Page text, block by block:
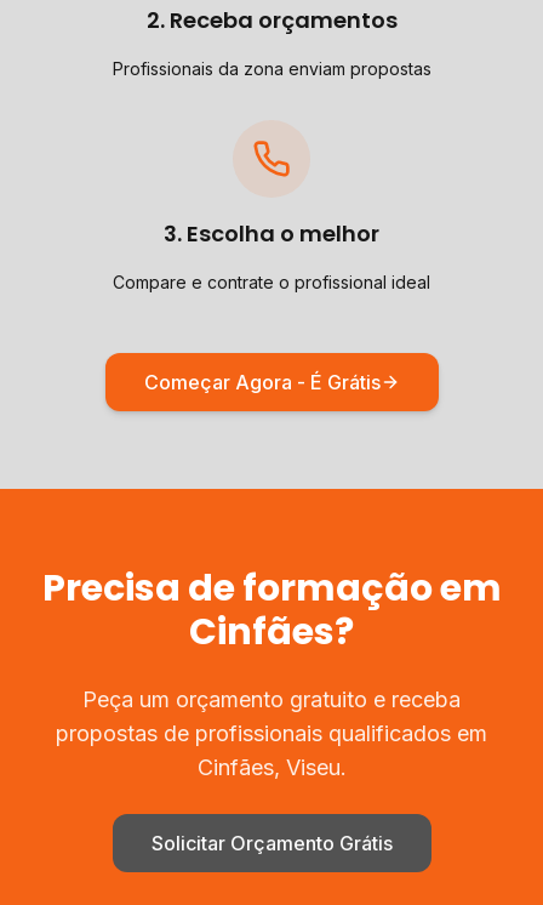
2. Receba orçamentos
Profissionais da zona enviam propostas
3. Escolha o melhor
Compare e contrate o profissional ideal
Começar Agora - É Grátis
Precisa deformaçãoem
Cinfães?
Peça um orçamento gratuito e receba
propostas de profissionais qualificados em
Cinfães, Viseu.
Solicitar Orçamento Grátis